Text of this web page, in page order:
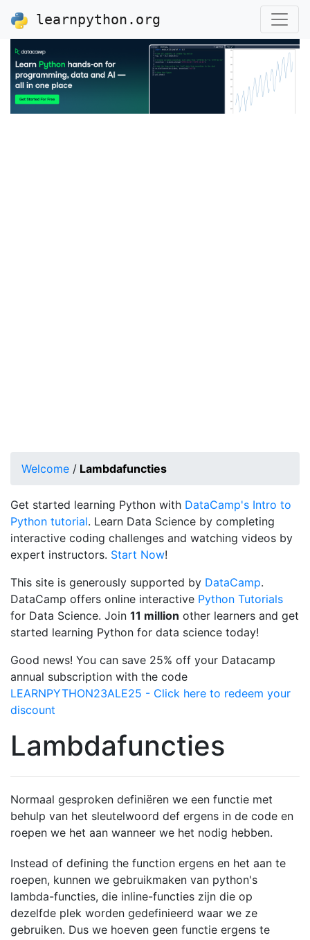
learnpython.org
Welcome / Lambdafuncties
Get started learning Python with DataCamp's Intro to
Python tutorial. Learn Data Science by completing
interactive coding challenges and watching videos by
expert instructors. Start Now!
This site is generously supported by DataCamp.
DataCamp offers online interactive Python Tutorials
for Data Science. Join 11 million other learners and get
started learning Python for data science today!
Good news! You can save 25% off your Datacamp
annual subscription with the code
LEARNPYTHON23ALE25 - Click here to redeem your
discount
Lambdafuncties
Normaal gesproken definiëren we een functie met
behulp van het sleutelwoord def ergens in de code en
roepen we het aan wanneer we het nodig hebben.
Instead of defining the function ergens en het aan te
roepen, kunnen we gebruikmaken van python's
lambda-functies, die inline-functies zijn die op
dezelfde plek worden gedefinieerd waar we ze
gebruiken. Dus we hoeven geen functie ergens te